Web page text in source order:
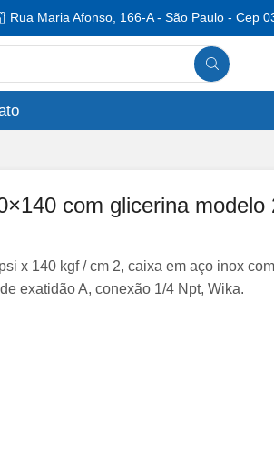
Rua Maria Afonso, 166-A - São Paulo - Cep
com glicerina modelo
x 140 kgf / cm 2, caixa em aço inox
exatidão A, conexão 1/4 Npt, Wika.